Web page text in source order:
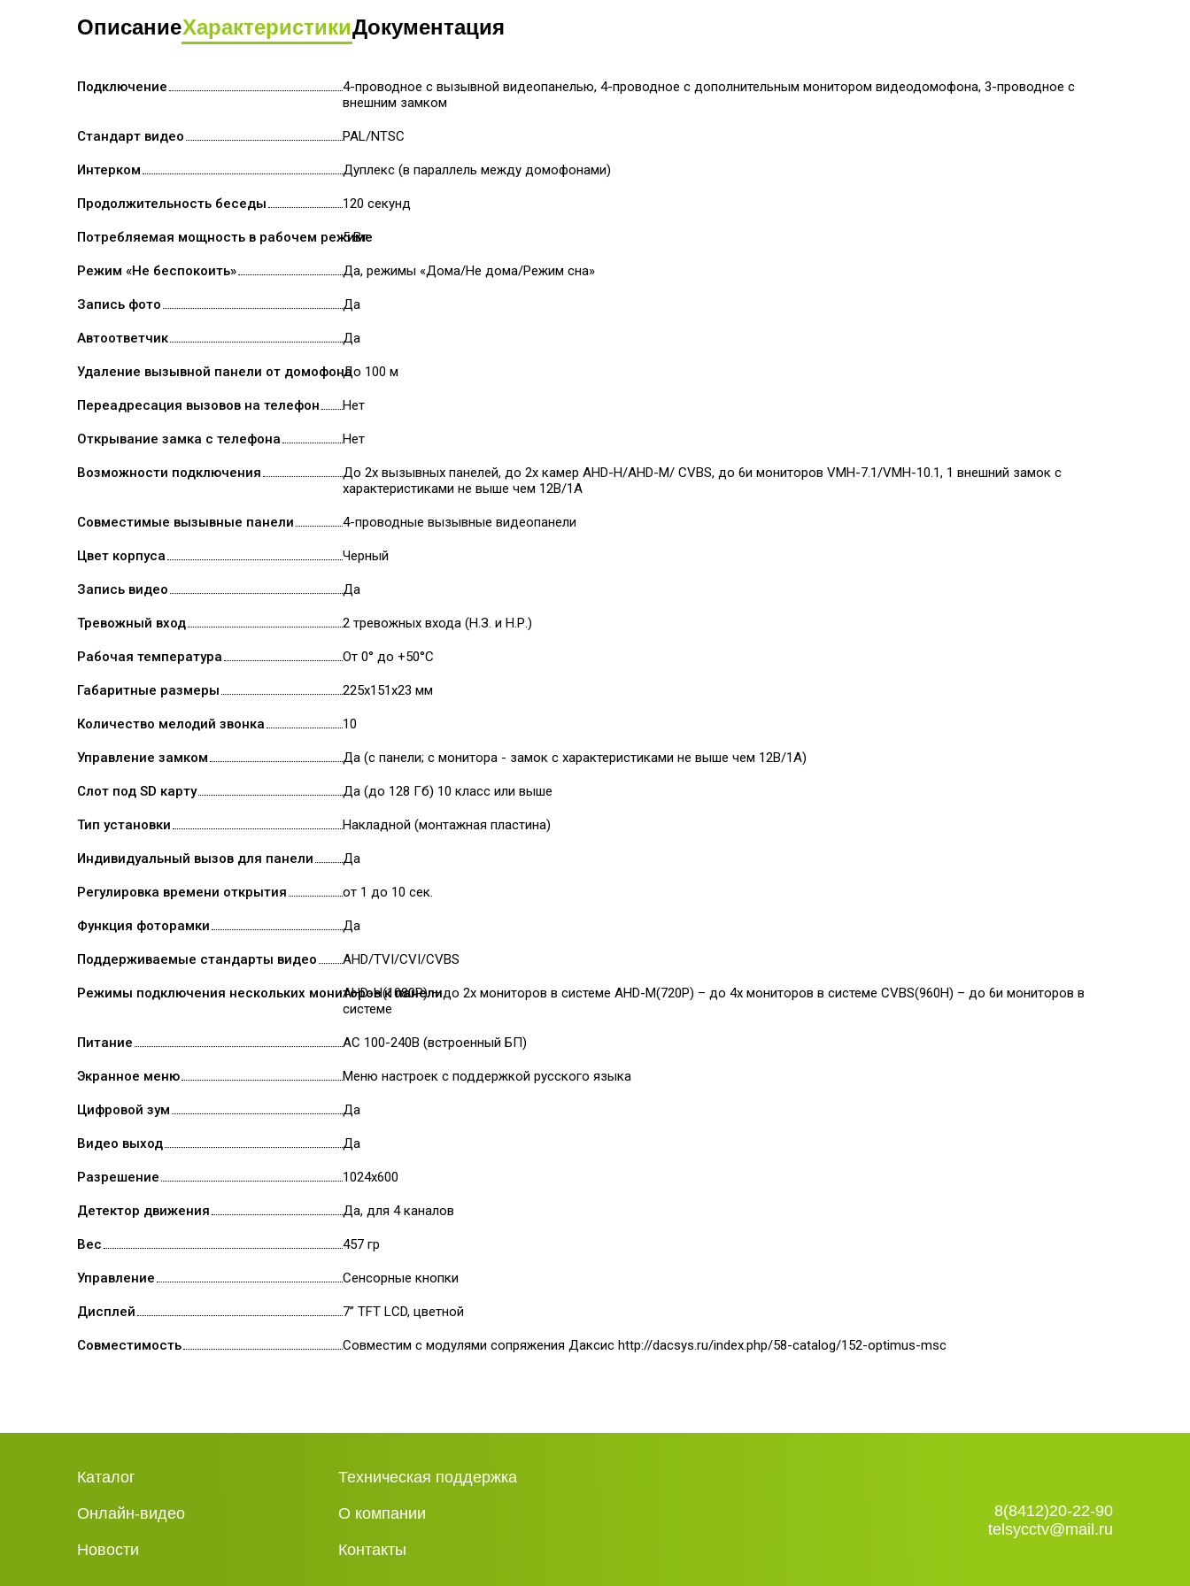
ОписаниеХарактеристикиДокументация
Подключение
4-проводное с вызывной видеопанелью, 4-проводное с дополнительным монитором видеодомофона, 3-проводное с
внешним замком
Стандарт видео PAL/NTSC
Интерком Дуплекс (в параллель между домофонами)
Продолжительность беседы 120 секунд
Потребляемая мощность в рабочем режиме
5 Вт
Режим «Не беспокоить» Да, режимы «Дома/Не дома/Режим сна»
Запись фото Да
Автоответчик Да
Удаление вызывной панели от домофонаДо 100 м
Переадресация вызовов на телефон Нет
Открывание замка с телефона Нет
Возможности подключения
До 2х вызывных панелей, до 2х камер AHD-H/AHD-M/ CVBS, до 6и мониторов VMH-7.1/VMH-10.1, 1 внешний замок с
характеристиками не выше чем 12В/1А
Совместимые вызывные панели 4-проводные вызывные видеопанели
Цвет корпуса Черный
Запись видео Да
Тревожный вход 2 тревожных входа (Н.З. и Н.Р.)
Рабочая температура От 0° до +50°С
Габаритные размеры 225х151х23 мм
Количество мелодий звонка 10
Управление замком Да (с панели; с монитора - замок с характеристиками не выше чем 12В/1А)
Слот под SD карту Да (до 128 Гб) 10 класс или выше
Тип установки Накладной (монтажная пластина)
Индивидуальный вызов для панели Да
Регулировка времени открытия от 1 до 10 сек.
Функция фоторамки Да
Поддерживаемые стандарты видео AHD/TVI/CVI/CVBS
Режимы подключения нескольких мониторов к панелиAHD-H(1080P) – до 2х мониторов в системе AHD-M(720P) – до 4х мониторов в системе CVBS(960H) – до 6и мониторов в
системе
Питание АС 100-240В (встроенный БП)
Экранное меню Меню настроек с поддержкой русского языка
Цифровой зум Да
Видео выход Да
Разрешение 1024x600
Детектор движения Да, для 4 каналов
Вес 457 гр
Управление Сенсорные кнопки
Дисплей 7” TFT LCD, цветной
Совместимость Совместим с модулями сопряжения Даксис http://dacsys.ru/index.php/58-catalog/152-optimus-msc
Каталог Техническая поддержка
Онлайн-видео О компании
Новости Контакты
8(8412)20-22-90
telsycctv@mail.ru